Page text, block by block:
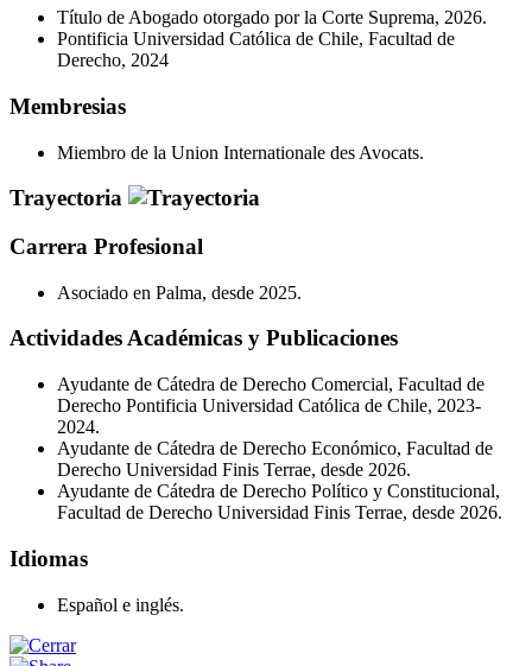
Título de Abogado otorgado por la Corte Suprema, 2026.
Pontificia Universidad Católica de Chile, Facultad de
Derecho, 2024
Membresias
Miembro de la Union Internationale des Avocats.
Trayectoria
Carrera Profesional
Asociado en Palma, desde 2025.
Actividades Académicas y Publicaciones
Ayudante de Cátedra de Derecho Comercial, Facultad de
Derecho Pontificia Universidad Católica de Chile, 2023-
2024.
Ayudante de Cátedra de Derecho Económico, Facultad de
Derecho Universidad Finis Terrae, desde 2026.
Ayudante de Cátedra de Derecho Político y Constitucional,
Facultad de Derecho Universidad Finis Terrae, desde 2026.
Idiomas
Español e inglés.